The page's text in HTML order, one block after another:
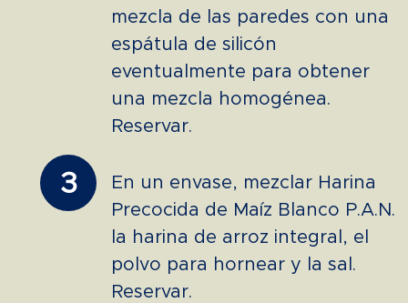
mezcla de las paredes con una
espátula de silicón
eventualmente para obtener
una mezcla homogénea.
Reservar.
3
En un envase, mezclar Harina
Precocida de Maíz Blanco P.A.N.
la harina de arroz integral, el
polvo para hornear y la sal.
Reservar.